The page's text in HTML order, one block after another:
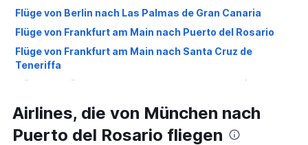
Flüge von Berlin nach Las Palmas de Gran Canaria
Flüge von Frankfurt am Main nach Puerto del Rosario
Flüge von Frankfurt am Main nach Santa Cruz de
Teneriffa
Flüge von Köln nach Las Palmas de Gran Canaria
Flüge von Düsseldorf nach Arrecife
Flüge von Weeze, Niederrhein nach Las Palmas de Gran
Airlines, die von München nach
Puerto del Rosario fliegen